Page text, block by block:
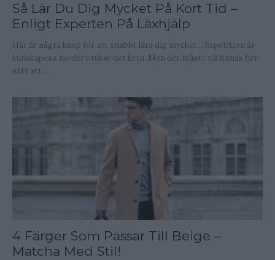
Så Lär Du Dig Mycket På Kort Tid –
Enligt Experten På Läxhjälp
Här är några knep för att snabbt lära dig mycket... Repetition är
kunskapens moder brukar det heta. Men det måste väl finnas fler
sätt att...
4 Färger Som Passar Till Beige –
Matcha Med Stil!